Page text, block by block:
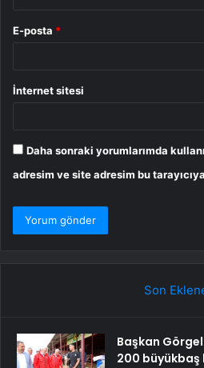
E-posta *
İnternet sitesi
Daha sonraki yorumlarımda
adresim ve site adresim bu
Son
Başkan
200 büyükbaş